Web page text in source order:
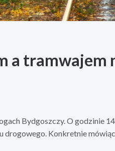
a tramwajem
Bydgoszczy. O godzinie
drogowego. Konkretnie